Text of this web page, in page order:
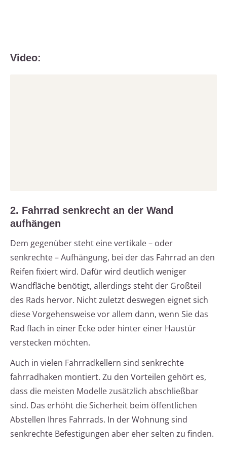
Video:
2. Fahrrad senkrecht an der Wand
aufhängen
Dem gegenüber steht eine vertikale – oder
senkrechte – Aufhängung, bei der das Fahrrad an den
Reifen fixiert wird. Dafür wird deutlich weniger
Wandfläche benötigt, allerdings steht der Großteil
des Rads hervor. Nicht zuletzt deswegen eignet sich
diese Vorgehensweise vor allem dann, wenn Sie das
Rad flach in einer Ecke oder hinter einer Haustür
verstecken möchten.
Auch in vielen Fahrradkellern sind senkrechte
fahrradhaken montiert. Zu den Vorteilen gehört es,
dass die meisten Modelle zusätzlich abschließbar
sind. Das erhöht die Sicherheit beim öffentlichen
Abstellen Ihres Fahrrads. In der Wohnung sind
senkrechte Befestigungen aber eher selten zu finden.